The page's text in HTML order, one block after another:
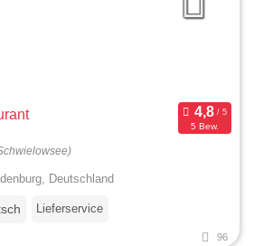
5 Bew.
Deutschland
Lieferservice
96